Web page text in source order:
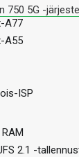
750 5G -
A77
A55
ISP
2.1 -